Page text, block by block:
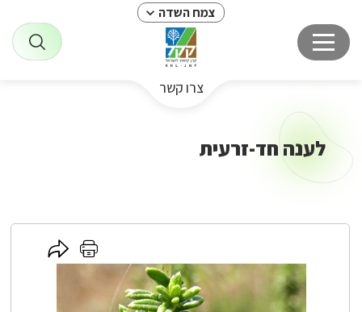
צמח השדה
צרו קשר
לענה חד-זרעית
לחץ
כאן
לחץ
כאן